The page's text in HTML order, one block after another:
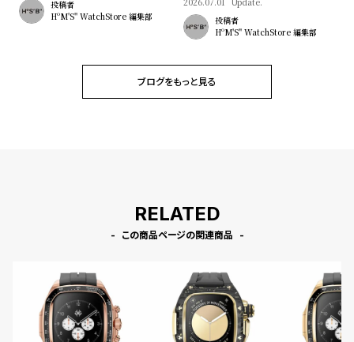
投稿者
HºM'S" WatchStore 編集部
投稿者
HºM'S" WatchStore 編集部
ブログをもっと見る
RELATED
この商品ページの関連商品